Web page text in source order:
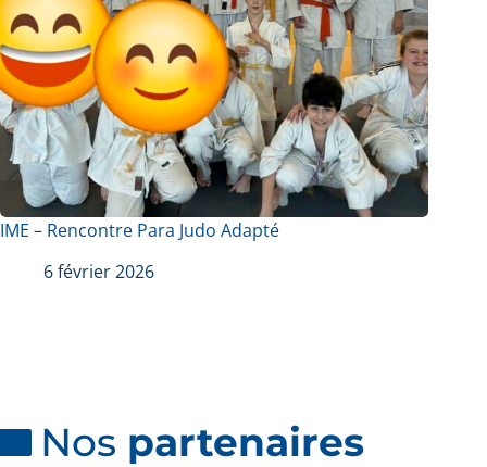
IME – Rencontre Para Judo Adapté
6 février 2026
Nos partenaires